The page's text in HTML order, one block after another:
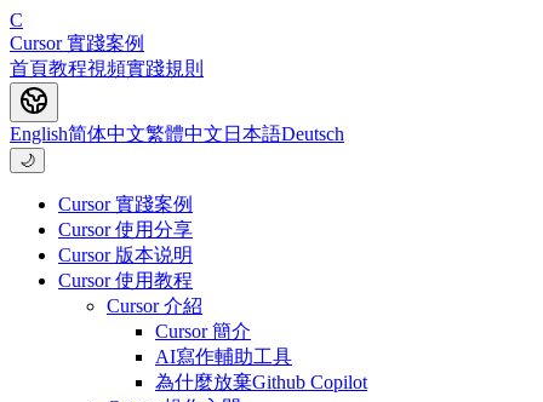
C
Cursor 實踐案例
首頁教程視頻實踐規則
English简体中文繁體中文 日本語Deutsch
🌙
Cursor 實踐案例
Cursor 使用分享
Cursor 版本说明
Cursor 使用教程
Cursor 介紹
Cursor 簡介
AI寫作輔助工具
為什麼放棄Github Copilot